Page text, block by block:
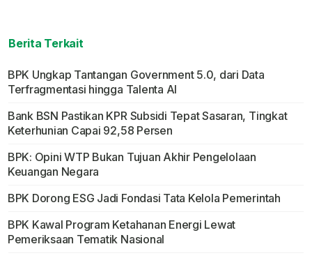
Berita Terkait
BPK Ungkap Tantangan Government 5.0, dari Data
Terfragmentasi hingga Talenta AI
Bank BSN Pastikan KPR Subsidi Tepat Sasaran, Tingkat
Keterhunian Capai 92,58 Persen
BPK: Opini WTP Bukan Tujuan Akhir Pengelolaan
Keuangan Negara
BPK Dorong ESG Jadi Fondasi Tata Kelola Pemerintah
BPK Kawal Program Ketahanan Energi Lewat
Pemeriksaan Tematik Nasional